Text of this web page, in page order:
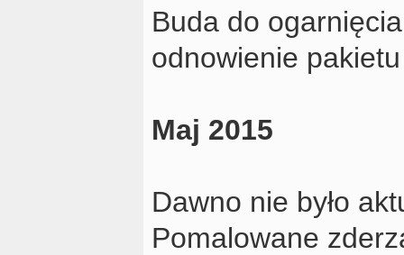
Buda do
odnowienie
Maj 2015
Dawno nie było
Pomalowane